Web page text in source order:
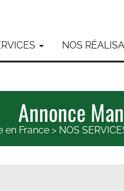
NOS
Annonce
en France > NOS